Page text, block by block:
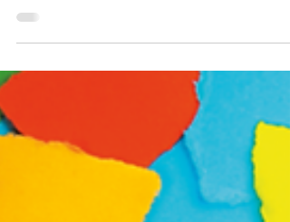
también para su familia. Enfrentar la
especiales de desarrollo puede ser abrumador. Es
multidisciplinario marca la diferencia, brindando no
solo apoyo profesional, sino también contención
emocional y orientación para los padres. Para
entender mejor esta experiencia de